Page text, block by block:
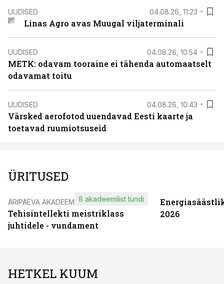
UUDISED 04.08.26, 11:23
Linas Agro avas Muugal viljaterminali
UUDISED 04.08.26, 10:54
METK: odavam tooraine ei tähenda automaatselt
odavamat toitu
UUDISED 04.08.26, 10:43
Värsked aerofotod uuendavad Eesti kaarte ja
toetavad ruumiotsuseid
ÜRITUSED
ÄRIPÄEVA AKADEEMIA
Tehisintellekti meistriklass
juhtidele - vundament
8 akadeemilist tundi
2026
HETKEL KUUM